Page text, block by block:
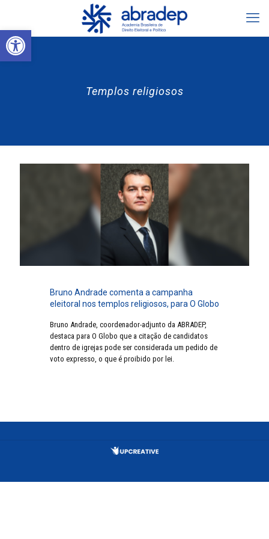
Abrir a barra de ferramentas
Templos religiosos
Bruno Andrade comenta a campanha
eleitoral nos templos religiosos, para O Globo
Bruno Andrade, coordenador-adjunto da ABRADEP,
destaca para O Globo que a citação de candidatos
dentro de igrejas pode ser considerada um pedido de
voto expresso, o que é proibido por lei.